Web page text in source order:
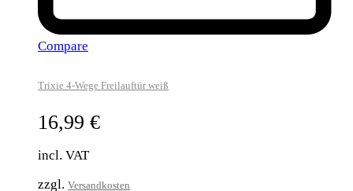
Compare
Trixie 4-Wege Freilauftür weiß
16,99 €
incl. VAT
zzgl. Versandkosten